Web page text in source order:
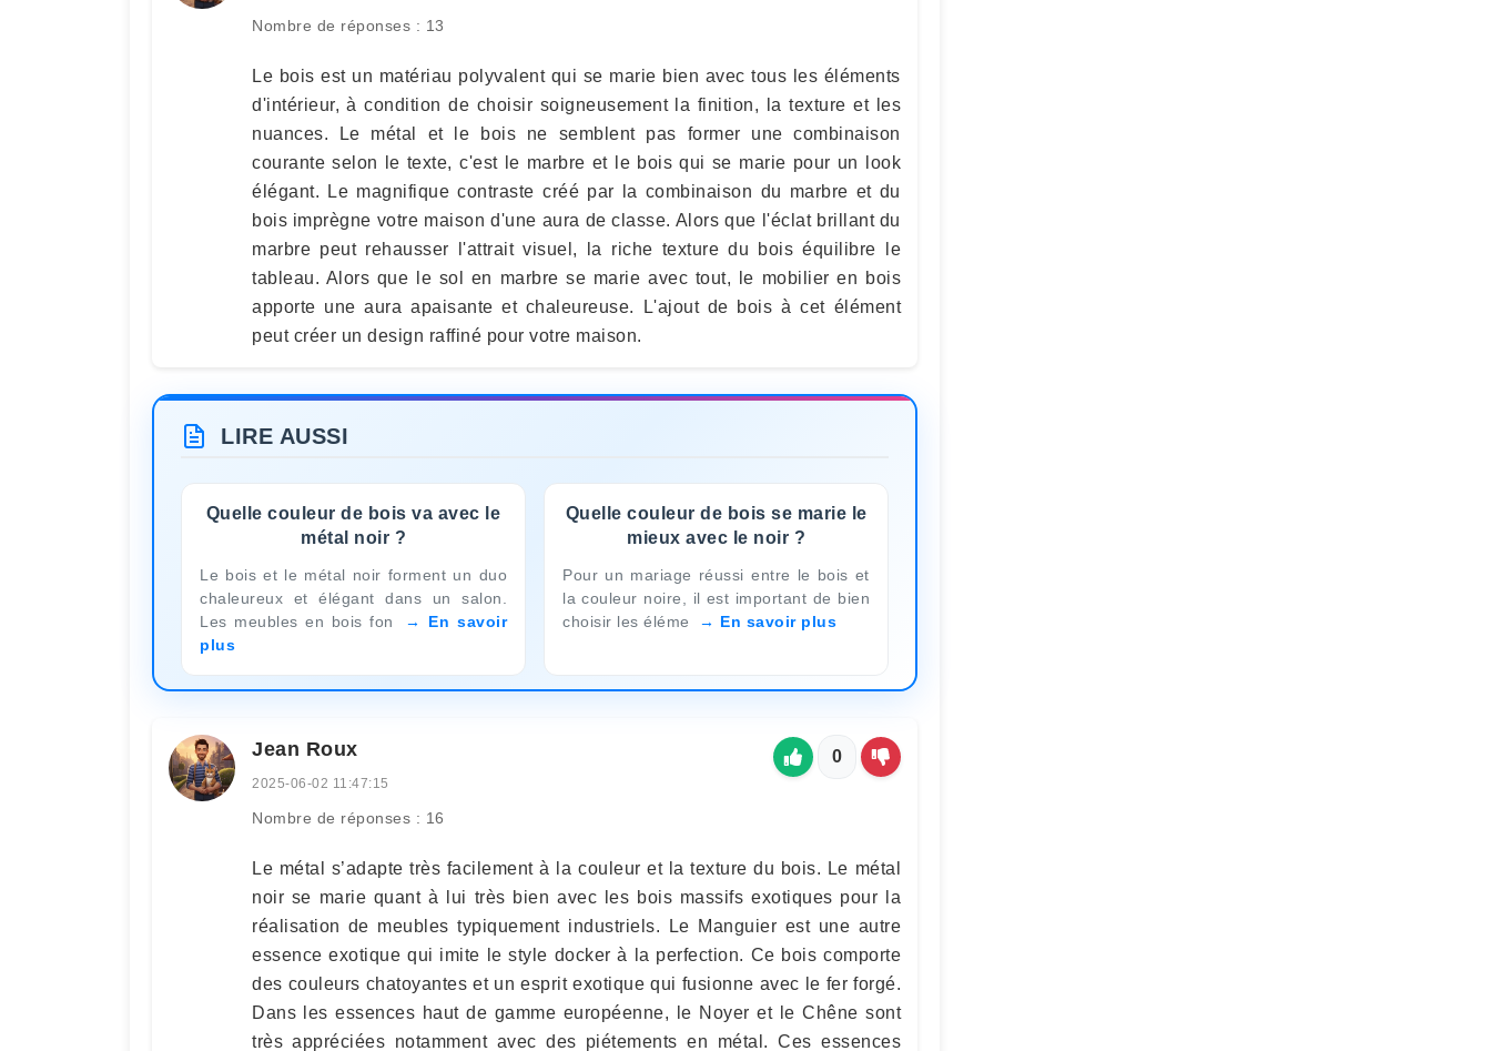
Nombre de réponses : 13
Le bois est un matériau polyvalent qui se marie bien avec tous les éléments
d'intérieur, à condition de choisir soigneusement la finition, la texture et les
nuances. Le métal et le bois ne semblent pas former une combinaison
courante selon le texte, c'est le marbre et le bois qui se marie pour un look
élégant. Le magnifique contraste créé par la combinaison du marbre et du
bois imprègne votre maison d'une aura de classe. Alors que l'éclat brillant du
marbre peut rehausser l'attrait visuel, la riche texture du bois équilibre le
tableau. Alors que le sol en marbre se marie avec tout, le mobilier en bois
apporte une aura apaisante et chaleureuse. L'ajout de bois à cet élément
peut créer un design raffiné pour votre maison.
LIRE AUSSI
Quelle couleur de bois va avec le
métal noir ?
Le bois et le métal noir forment un duo
chaleureux et élégant dans un salon.
Les meubles en bois fon
En savoir
plus
Quelle couleur de bois se marie le
mieux avec le noir ?
Pour un mariage réussi entre le bois et
la couleur noire, il est important de bien
choisir les éléme
En savoir plus
Jean Roux
2025-06-02 11:47:15
Nombre de réponses : 16
0
Le métal s’adapte très facilement à la couleur et la texture du bois. Le métal
noir se marie quant à lui très bien avec les bois massifs exotiques pour la
réalisation de meubles typiquement industriels. Le Manguier est une autre
essence exotique qui imite le style docker à la perfection. Ce bois comporte
des couleurs chatoyantes et un esprit exotique qui fusionne avec le fer forgé.
Dans les essences haut de gamme européenne, le Noyer et le Chêne sont
très appréciées notamment avec des piétements en métal. Ces essences